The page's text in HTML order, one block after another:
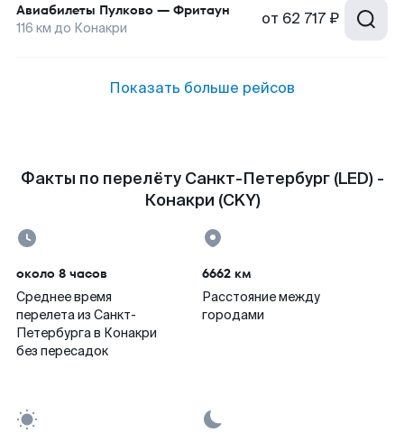
Авиабилеты Пулково — Фритаун
116 км до Конакри от 62 717 ₽
Показать больше рейсов
Факты по перелёту Санкт-Петербург (LED) -
Конакри (CKY)
около 8 часов
Среднее время
перелета из Санкт-
Петербурга в Конакри
без пересадок
6662 км
Расстояние между
городами